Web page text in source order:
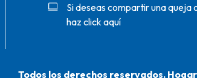
Si deseas compartir una queja
haz click aquí
Todos los derechos reservados.